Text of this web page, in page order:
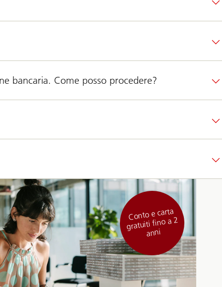
bancaria. Come posso procedere?
Conto e carta
gratuiti fino a 2
anni